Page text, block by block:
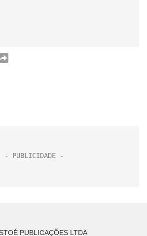
PUBLICAÇÕES LTDA